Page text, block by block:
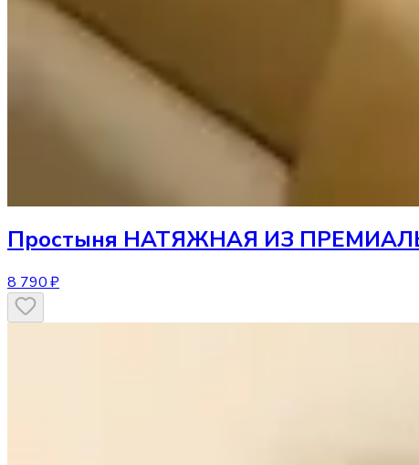
Простыня НАТЯЖНАЯ ИЗ
8 790 ₽